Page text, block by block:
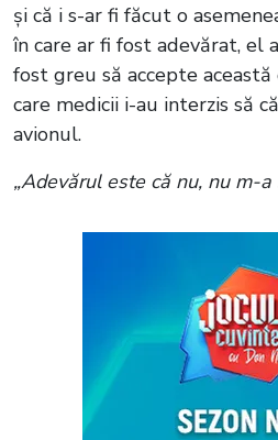
și că i s-ar fi făcut o
în care ar fi fost adevărat, el
fost greu să accepte
care medicii i-au interzis să
avionul.
„Adevărul este că nu, nu m-